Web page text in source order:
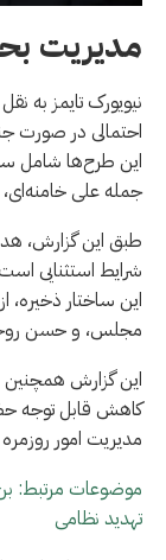
مدیریت
نیویورک تایمز به
احتمالی در صورت
این طرح‌ها شامل
جمله علی
طبق این گزارش،
شرایط استثنایی
این ساختار ذخیره،
مجلس، و حسن
این گزارش
کاهش قابل توجه
مدیریت امور
موضوعات مرتبط:
تهدید نظامی